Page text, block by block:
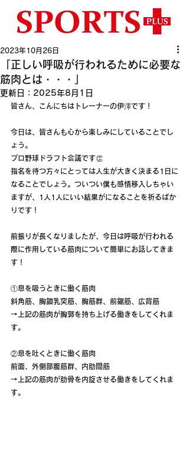
「正しい呼吸が行われるために必要な
筋肉とは・・・」
2023年10月26日
更新日： 2025年8月1日
皆さん、こんにちはトレーナーの伊澤です！
今日は、皆さんも心から楽しみにしていることでし
ょう。
プロ野球ドラフト会議です👏
指名を待つ方々にとっては人生が大きく決まる1日に
なることでしょう。ついつい僕も感情移入しちゃい
ますが、1人1人にいい結果がになることを祈るばか
りです！
前振りが長くなりましたが、今日は呼吸が行われる
際に作用している筋肉について簡単にお話してきま
す！
①息を吸うときに働く筋肉
斜角筋、胸鎖乳突筋、胸筋群、前鋸筋、広背筋
→上記の筋肉が胸郭を持ち上げる働きをしてくれま
す。
②息を吐くときに働く筋肉
前面、外側部腹筋群、内肋間筋
→上記の筋肉が肋骨を内旋させる働きをしてくれま
す。